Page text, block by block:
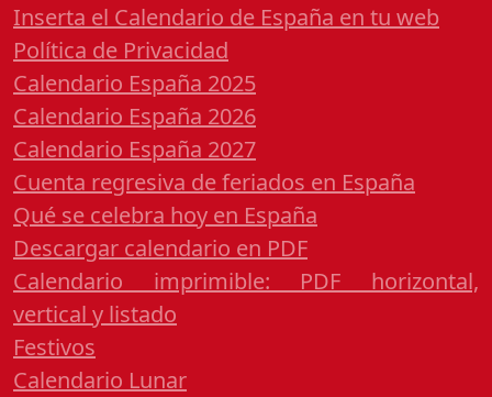
Inserta el Calendario de España en tu web
Política de Privacidad
Calendario España 2025
Calendario España 2026
Calendario España 2027
Cuenta regresiva de feriados en España
Qué se celebra hoy en España
Descargar calendario en PDF
Calendario imprimible: PDF horizontal,
vertical y listado
Festivos
Calendario Lunar